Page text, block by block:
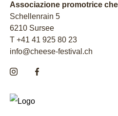
Associazione promotrice
Schellenrain 5
6210 Sursee
T +41 41 925 80 23
info@cheese-festival.ch